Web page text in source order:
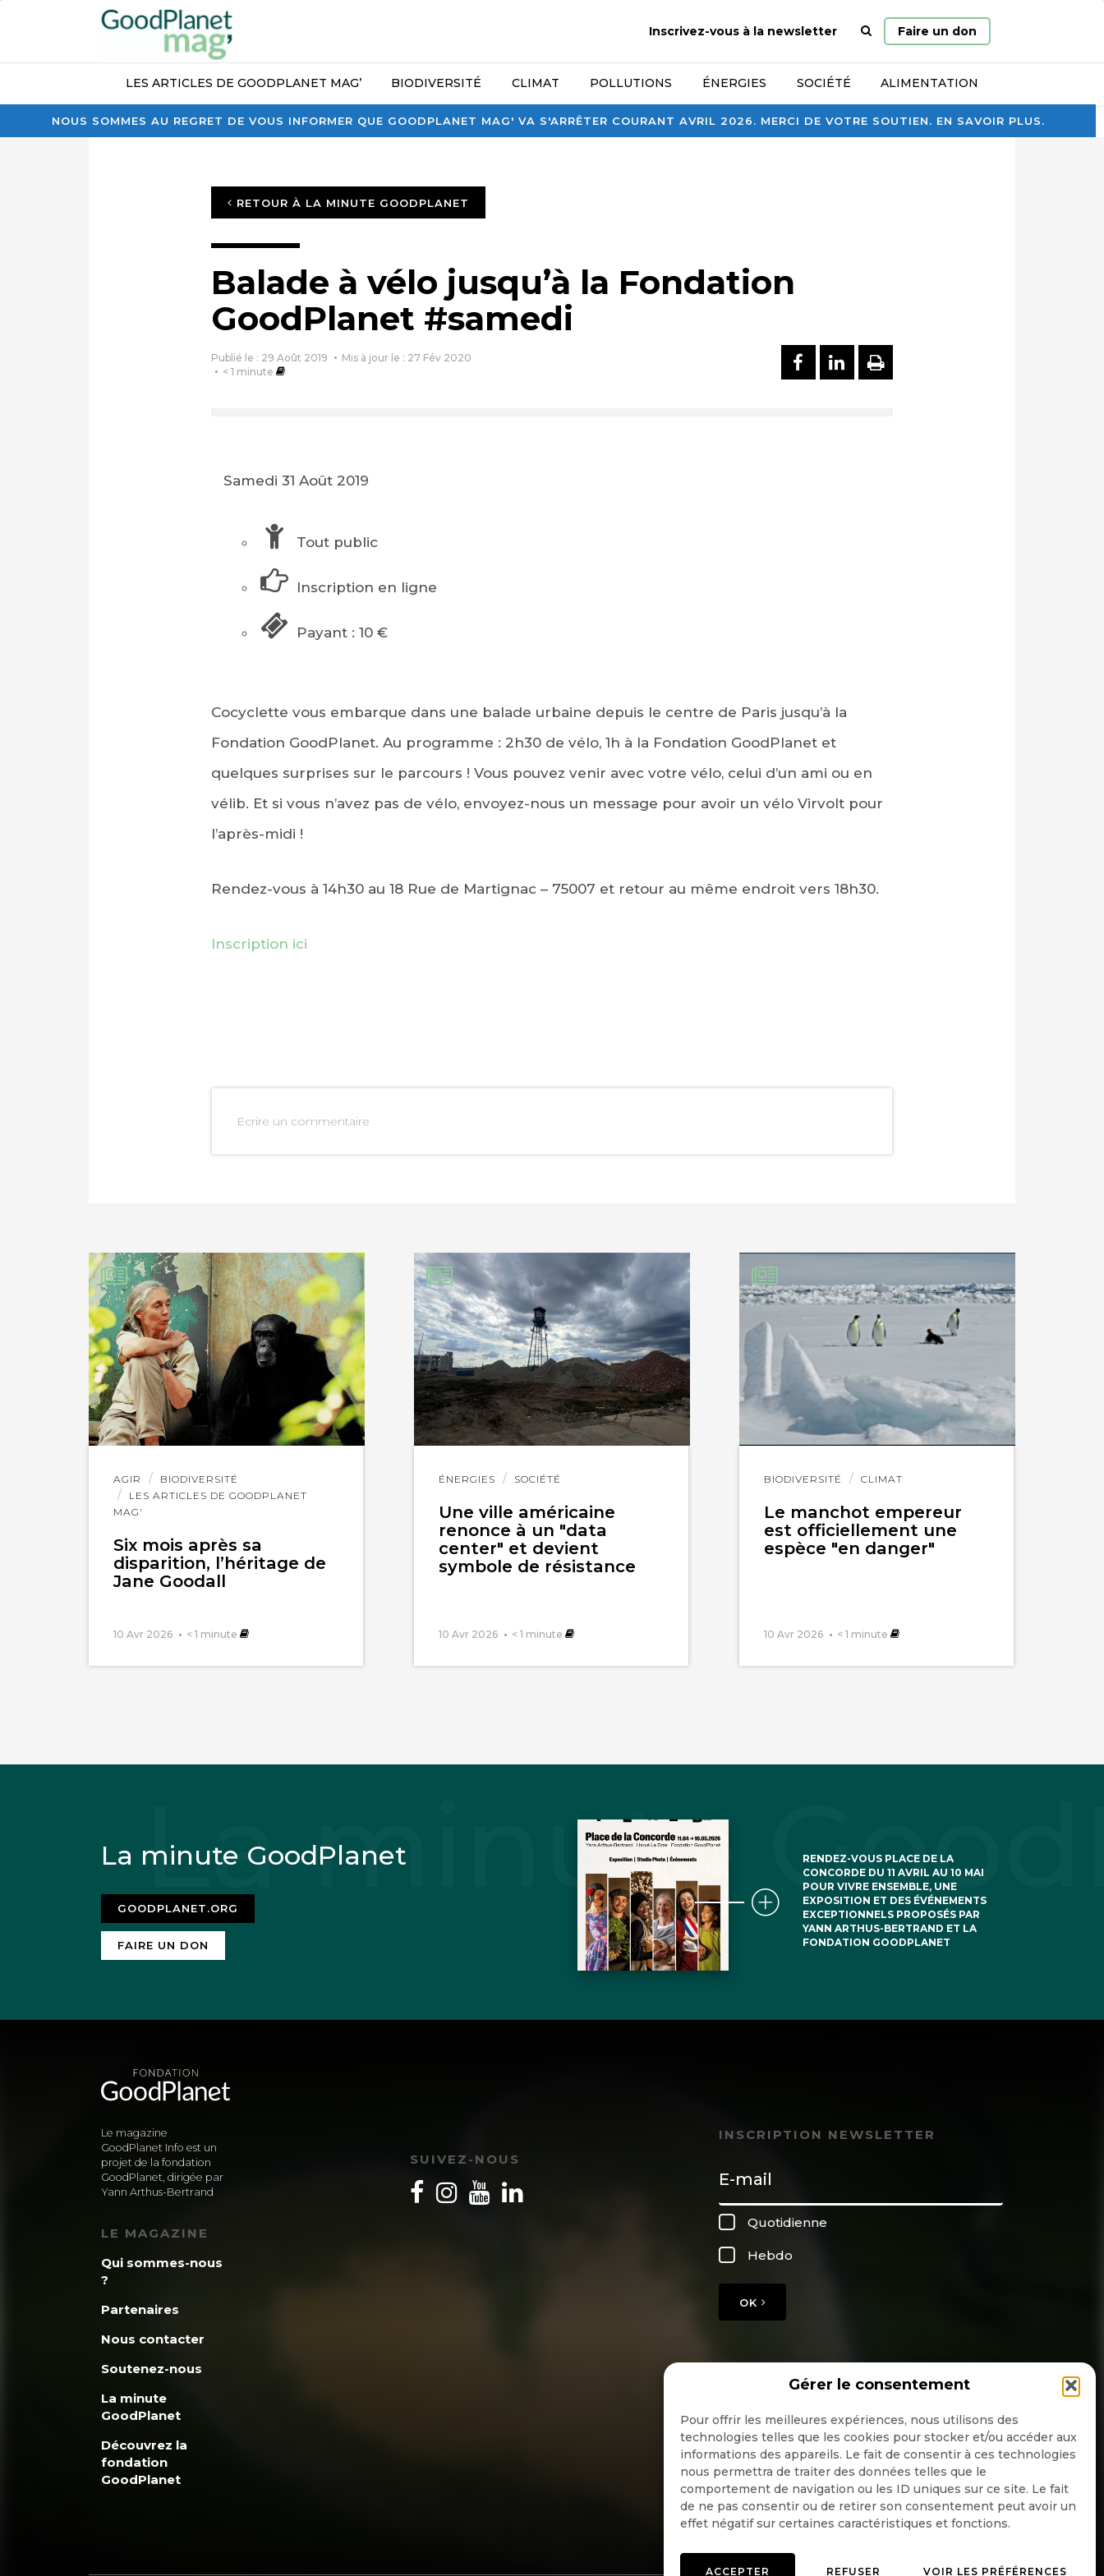
Gérer le consentement
Pour offrir les meilleures expériences, nous utilisons des
technologies telles que les cookies pour stocker et/ou accéder aux
informations des appareils. Le fait de consentir à ces technologies
nous permettra de traiter des données telles que le
comportement de navigation ou les ID uniques sur ce site. Le fait
de ne pas consentir ou de retirer son consentement peut avoir un
effet négatif sur certaines caractéristiques et fonctions.
ACCEPTER REFUSER VOIR LES PRÉFÉRENCES
NOUS SOMMES AU REGRET DE VOUS INFORMER QUE GOODPLANET MAG' VA S'ARRÊTER COURANT AVRIL 2026. MERCI DE VOTRE SOUTIEN. EN SAVOIR PLUS.
Inscrivez-vous à la newsletter
Page
d’accueil
Faire un don
LES ARTICLES DE GOODPLANET MAG’ BIODIVERSITÉ CLIMAT POLLUTIONS ÉNERGIES SOCIÉTÉ ALIMENTATION
IMPRIMER
RETOUR À LA MINUTE GOODPLANET
Balade à vélo jusqu’à la Fondation
GoodPlanet #samedi
Publié le : 29 Août 2019
Mis à jour le : 27 Fév 2020
< 1 minute
PARTAGER SUR FACEBOOK
PARTAGER SUR
IMPRIMER
Samedi 31 Août 2019
Tout public
Inscription en ligne
Payant : 10 €
Cocyclette vous embarque dans une balade urbaine depuis le centre de Paris jusqu’à la
Fondation GoodPlanet. Au programme : 2h30 de vélo, 1h à la Fondation GoodPlanet et
quelques surprises sur le parcours ! Vous pouvez venir avec votre vélo, celui d’un ami ou en
vélib. Et si vous n’avez pas de vélo, envoyez-nous un message pour avoir un vélo Virvolt pour
l’après-midi !
Rendez-vous à 14h30 au 18 Rue de Martignac – 75007 et retour au même endroit vers 18h30.
Inscription ici
Ecrire un commentaire
AGIR
BIODIVERSITÉ
LES ARTICLES DE GOODPLANET
MAG'
Six mois après sa
disparition, l’héritage de
Jane Goodall
10 Avr 2026 < 1 minute
Lire
l'article
ÉNERGIES SOCIÉTÉ
Une ville américaine
renonce à un "data
center" et devient
symbole de résistance
10 Avr 2026 < 1 minute
Lire
BIODIVERSITÉ CLIMAT
Le manchot empereur
est officiellement une
espèce "en danger"
10 Avr 2026 < 1 minute
Lire
La minute GoodPlanet
GOODPLANET.ORG
FAIRE UN DON
RENDEZ-VOUS PLACE DE LA
CONCORDE DU 11 AVRIL AU 10 MAI
POUR VIVRE ENSEMBLE, UNE
EXPOSITION ET DES ÉVÉNEMENTS
EXCEPTIONNELS PROPOSÉS PAR
YANN ARTHUS-BERTRAND ET LA
FONDATION GOODPLANET
Le magazine
GoodPlanet Info est un
projet de la fondation
GoodPlanet, dirigée par
Yann Arthus-Bertrand
LE MAGAZINE
Qui sommes-nous
?
Partenaires
Nous contacter
Soutenez-nous
La minute
GoodPlanet
Découvrez la
fondation
GoodPlanet
SUIVEZ-NOUS
INSCRIPTION NEWSLETTER
Quotidienne
Hebdo
OK